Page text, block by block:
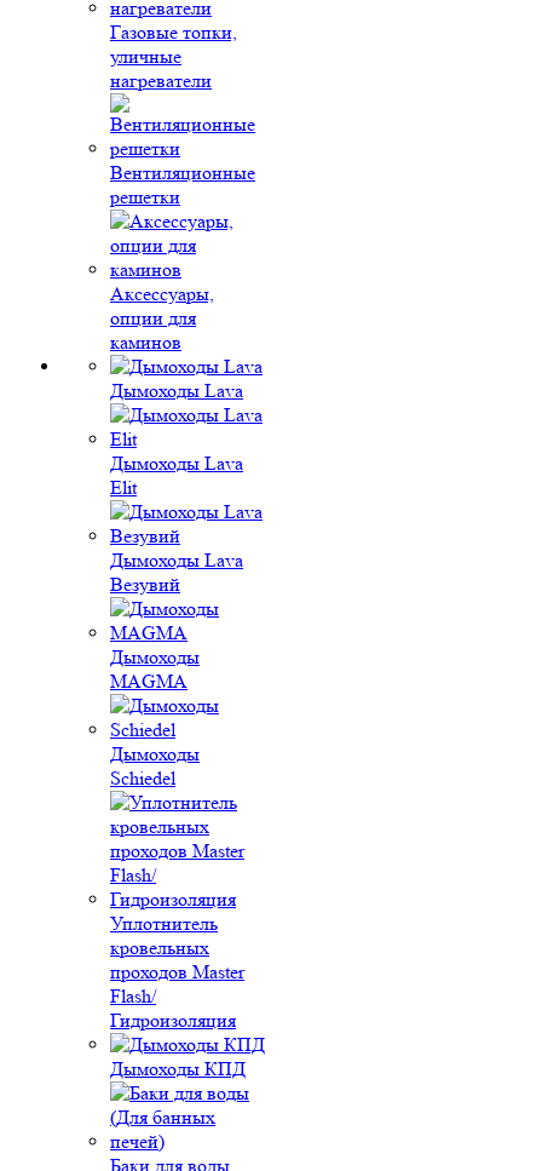
Газовые топки,
уличные
нагреватели
Вентиляционные
решетки
Аксессуары,
опции для
каминов
Дымоходы Lava
Дымоходы Lava
Elit
Дымоходы Lava
Везувий
Дымоходы
MAGMA
Дымоходы
Schiedel
Уплотнитель
кровельных
проходов Master
Flash/
Гидроизоляция
Дымоходы КПД
Баки для воды